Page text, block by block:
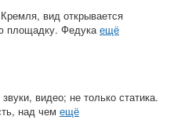
вид открывается
площадку. Федукаещё
видео; не только статика.
над чем ещё